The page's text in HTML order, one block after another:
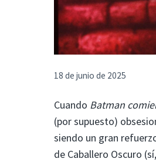
18 de junio de 2025
Cuando Batman
(por supuesto)
siendo un gran
de Caballero Oscuro